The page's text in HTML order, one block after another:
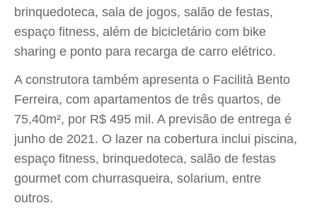
brinquedoteca, sala de jogos, salão de festas,
espaço fitness, além de bicicletário com bike
sharing e ponto para recarga de carro elétrico.
A construtora também apresenta o Facilità Bento
Ferreira, com apartamentos de três quartos, de
75,40m², por R$ 495 mil. A previsão de entrega é
junho de 2021. O lazer na cobertura inclui piscina,
espaço fitness, brinquedoteca, salão de festas
gourmet com churrasqueira, solarium, entre
outros.